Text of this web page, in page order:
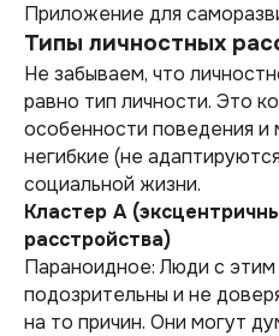
Приложение для
Типы личностных
Не забываем, что
равно тип личности. Это
особенности поведения
негибкие (не
социальной жизни.
Кластер А
расстройства)
Параноидное: Люди с
подозрительны и не
на то причин. Они могут